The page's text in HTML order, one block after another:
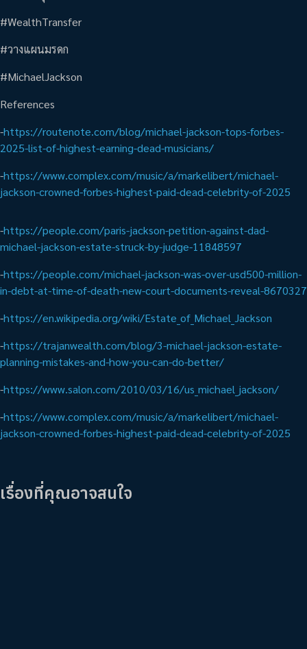
#WealthTransfer
#วางแผนมรดก
#MichaelJackson
References
-https://routenote.com/blog/michael-jackson-tops-forbes-
2025-list-of-highest-earning-dead-musicians/
-https://www.complex.com/music/a/markelibert/michael-
jackson-crowned-forbes-highest-paid-dead-celebrity-of-2025
-https://people.com/paris-jackson-petition-against-dad-
michael-jackson-estate-struck-by-judge-11848597
-https://people.com/michael-jackson-was-over-usd500-million-
in-debt-at-time-of-death-new-court-documents-reveal-8670327
-https://en.wikipedia.org/wiki/Estate_of_Michael_Jackson
-https://trajanwealth.com/blog/3-michael-jackson-estate-
planning-mistakes-and-how-you-can-do-better/
-https://www.salon.com/2010/03/16/us_michael_jackson/
-https://www.complex.com/music/a/markelibert/michael-
jackson-crowned-forbes-highest-paid-dead-celebrity-of-2025
เรื่องที่คุณอาจสนใจ